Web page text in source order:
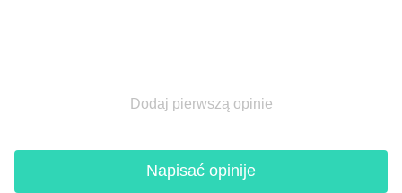
Dodaj pierwszą opinie
Napisać opinije